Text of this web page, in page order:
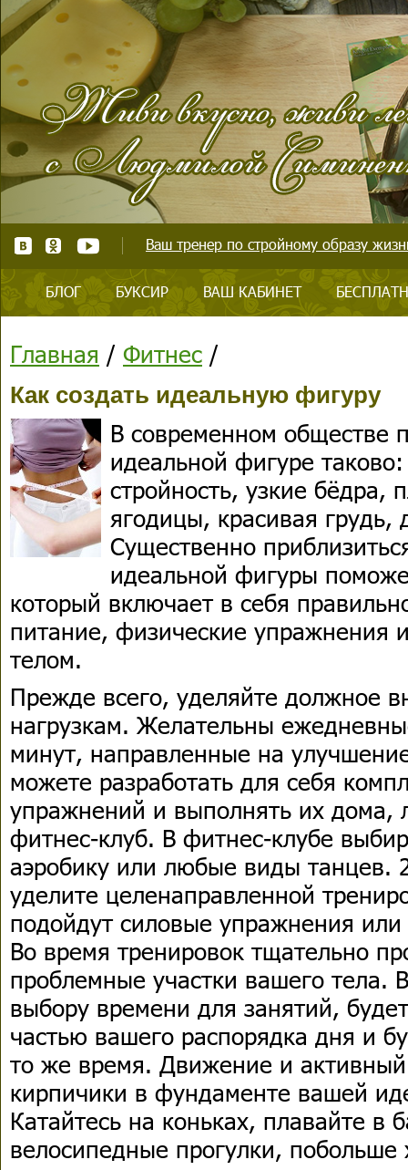
Ваш тренер по стройному образу
БЛОГ БУКСИР ВАШ КАБИНЕТ
Главная / Фитнес /
Как создать идеальную фигуру
В современном обществе
идеальной фигуре
стройность, узкие бёдра,
ягодицы, красивая грудь,
Существенно
идеальной фигуры
который включает в себя
питание, физические упражнения
телом.
Прежде всего, уделяйте должное
нагрузкам. Желательны
минут, направленные на
можете разработать для себя
упражнений и выполнять их дома,
фитнес-клуб. В фитнес-клубе
аэробику или любые виды танцев.
уделите целенаправленной
подойдут силовые упражнения
Во время тренировок тщательно
проблемные участки вашего тела.
выбору времени для занятий,
частью вашего распорядка дня и
то же время. Движение и
кирпичики в фундаменте вашей
Катайтесь на коньках, плавайте в
велосипедные прогулки,